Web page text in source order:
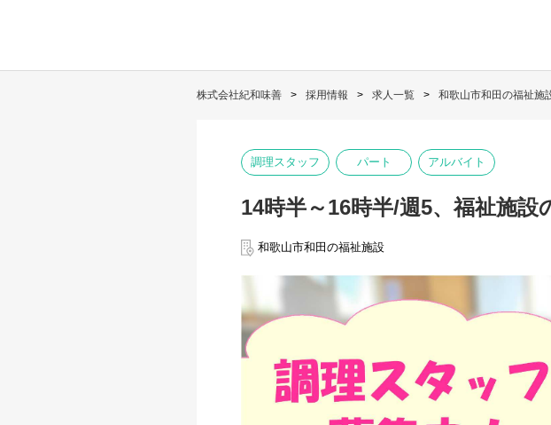
株式会社紀和味善 採用情報 求人一覧 和歌山市和田の福祉施
調理スタッフ パート アルバイト
14時半～16時半/週5、福祉施設
和歌山市和田の福祉施設